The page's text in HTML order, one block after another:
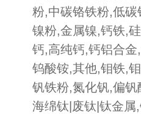
粉,中碳铬铁粉,低
镍粉,金属镍,钙铁,
钙,高纯钙,钙铝合
钨酸铵,其他,钼铁,
钒铁粉,氮化钒,偏
海绵钛|废钛|钛金